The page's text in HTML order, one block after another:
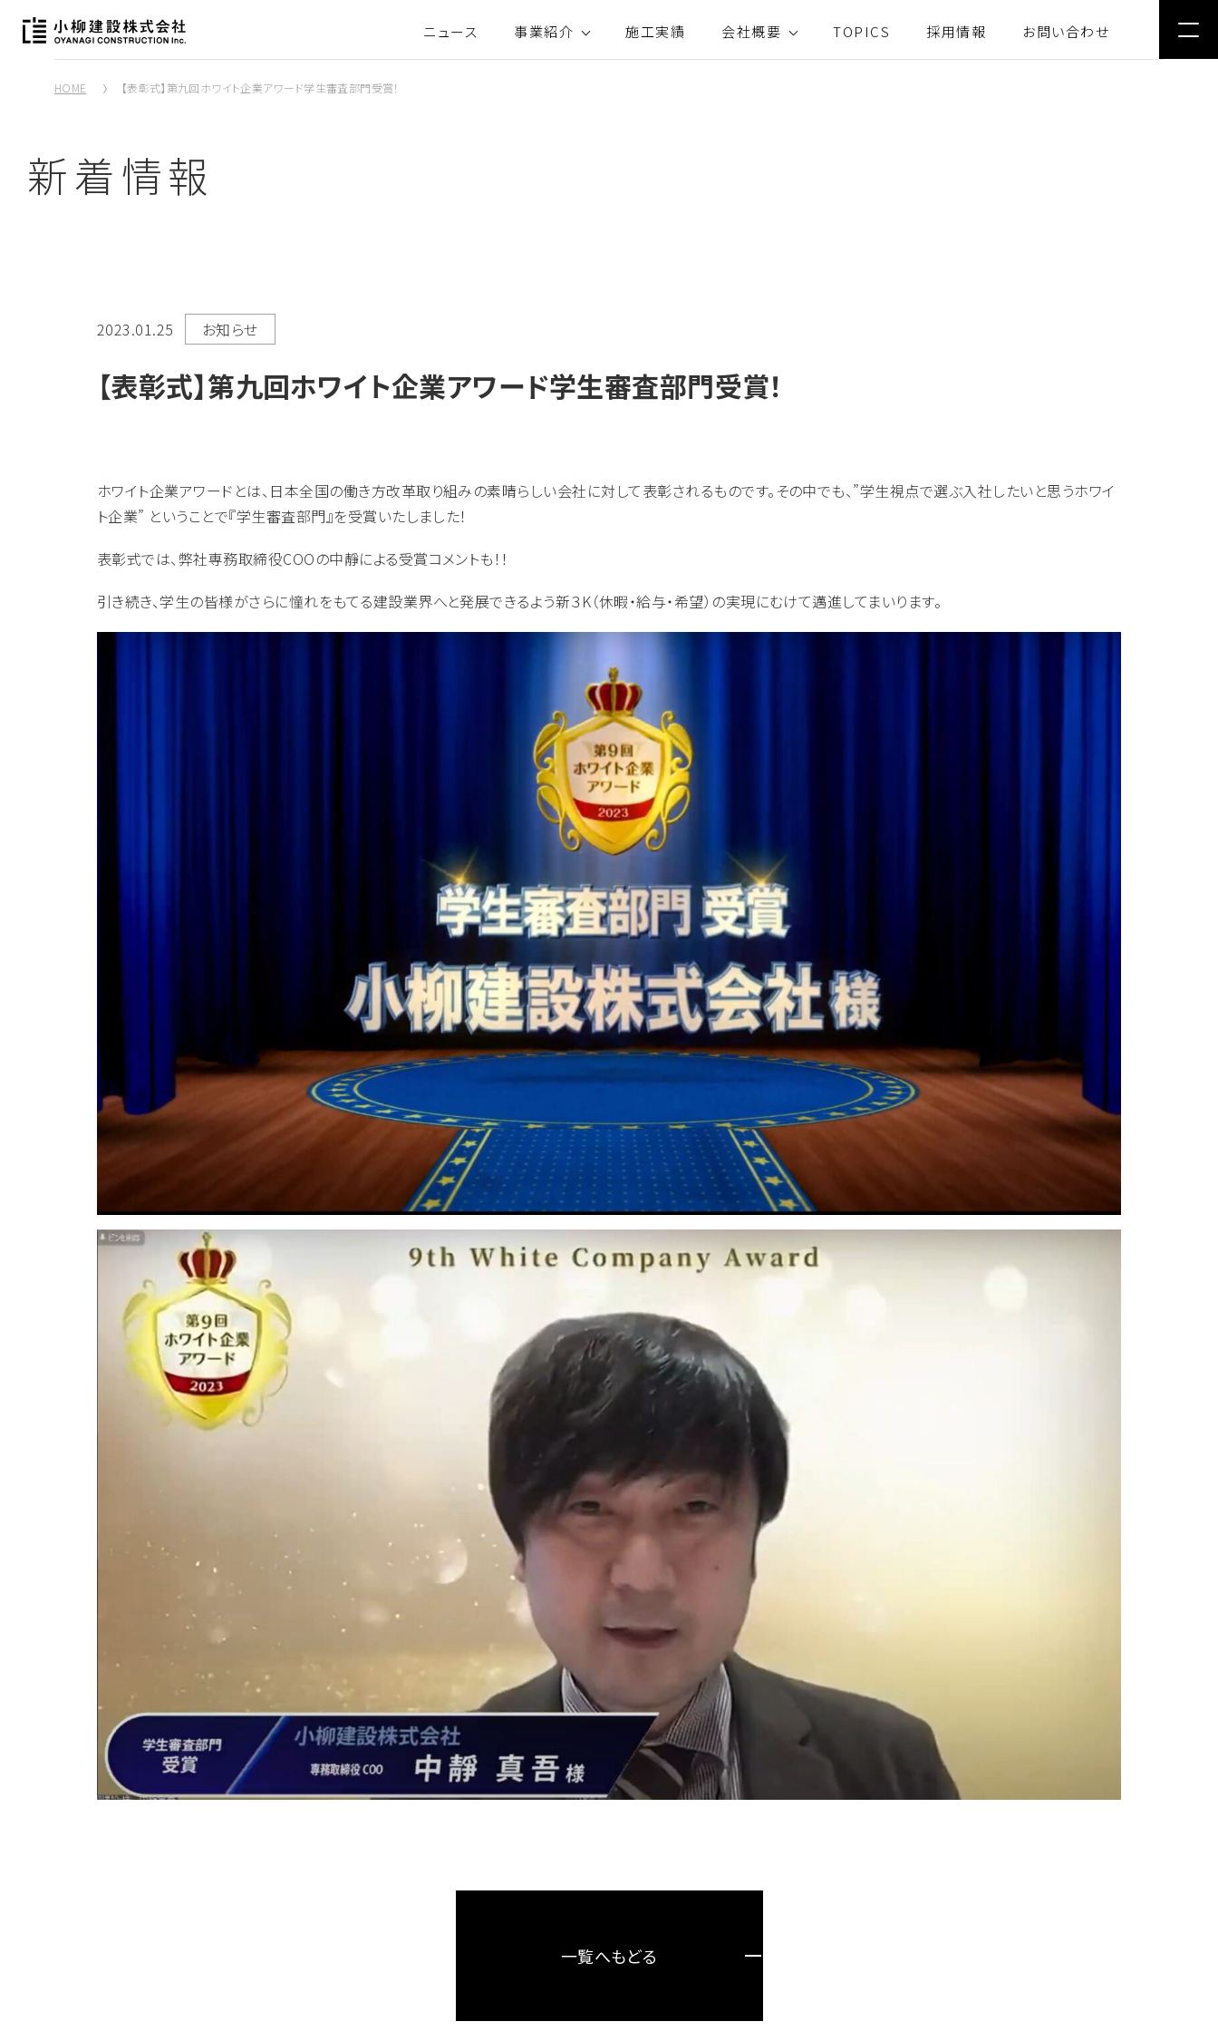
ニュース 事業紹介 施工実績 会社概要 TOPICS 採用情報 お問い合わせ
HOME 【表彰式】第九回ホワイト企業アワード学生審査部門受賞！
新着情報
2023.01.25 お知らせ
【表彰式】第九回ホワイト企業アワード学生審査部門受賞！
ホワイト企業アワードとは、日本全国の働き方改革取り組みの素晴らしい会社に対して表彰されるものです。その中でも、”学生視点で選ぶ入社したいと思うホワイ
ト企業” ということで『学生審査部門』を受賞いたしました！
表彰式では、弊社専務取締役COOの中靜による受賞コメントも！！
引き続き、学生の皆様がさらに憧れをもてる建設業界へと発展できるよう新３K（休暇・給与・希望）の実現にむけて邁進してまいります。
一覧へもどる